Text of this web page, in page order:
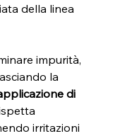
della linea
impurità,
la
di
irritazioni